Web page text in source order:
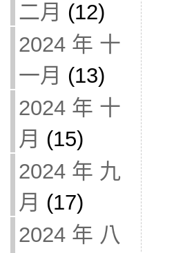
二月 (12)
2024 年 十
一月 (13)
2024 年 十
月 (15)
2024 年 九
月 (17)
2024 年 八